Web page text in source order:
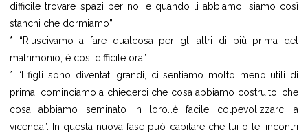
difficile trovare spazi per noi e quando li abbiamo, siamo così
stanchi che dormiamo”.
* “Riuscivamo a fare qualcosa per gli altri di più prima del
matrimonio; è così difficile ora”.
* “I figli sono diventati grandi, ci sentiamo molto meno utili di
prima, cominciamo a chiederci che cosa abbiamo costruito, che
cosa abbiamo seminato in loro…è facile colpevolizzarci a
vicenda”. In questa nuova fase può capitare che lui o lei incontri